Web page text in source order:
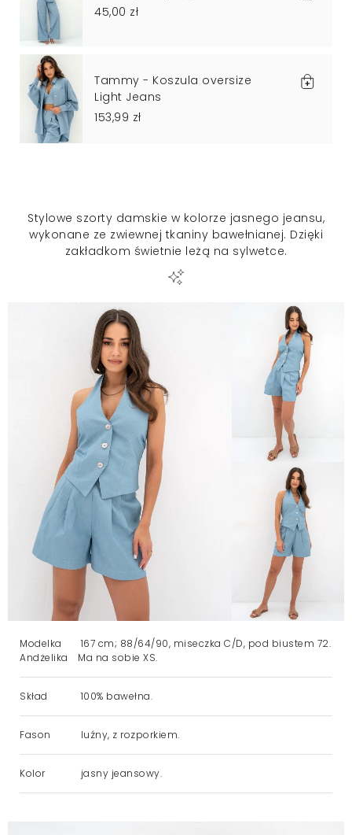
45,00 zł
Tammy - Koszula oversize
Light Jeans
153,99 zł
Stylowe szorty damskie w kolorze jasnego jeansu,
wykonane ze zwiewnej tkaniny bawełnianej. Dzięki
zakładkom świetnie leżą na sylwetce.
Modelka
Andżelika
167 cm; 88/64/90, miseczka C/D, pod biustem 72.
Ma na sobie XS.
Skład 100% bawełna.
Fason luźny, z rozporkiem.
Kolor jasny jeansowy.